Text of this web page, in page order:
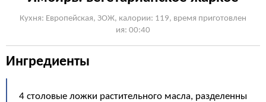
Кухня: Европейская, ЗОЖ, калории: 119, время приготовлен
ия: 00:40
Ингредиенты
4 столовые ложки растительного масла, разделенны